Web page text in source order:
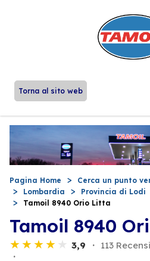
Torna al sito web
Pagina Home
Cerca un punto
Lombardia
Provincia di Lodi
Tamoil 8940 Orio Litta
Tamoil 8940
3,9 113